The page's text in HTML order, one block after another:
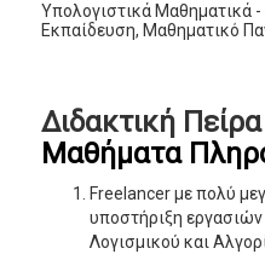
Υπολογιστικά Μαθηματικά
Εκπαίδευση, Μαθηματικό
Διδακτική
Μαθήματα
Freelancer με πολύ
υποστήριξη
Λογισμικού και